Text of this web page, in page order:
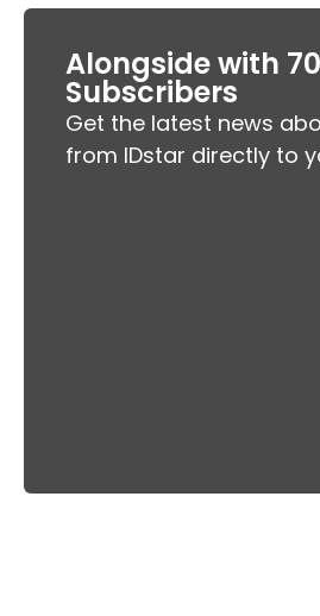
Alongside with
Subscribers
Get the latest news
from IDstar directly to